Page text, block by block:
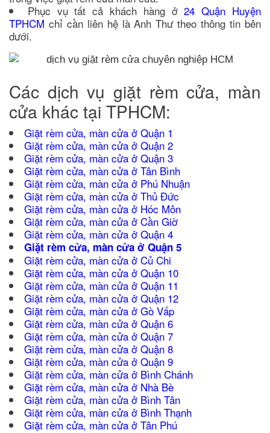
Phục vụ tất cả khách hàng ở24 Quận Huyện
TPHCM chỉ cần liên hệ là Anh Thư theo thông tin bên
dưới.
Các dịch vụ giặt rèm cửa, màn
cửa khác tại TPHCM:
Giặt rèm cửa, màn cửa ở Quận 1
Giặt rèm cửa, màn cửa ở Quận 2
Giặt rèm cửa, màn cửa ở Quận 3
Giặt rèm cửa, màn cửa ở Tân Bình
Giặt rèm cửa, màn cửa ở Phú Nhuận
Giặt rèm cửa, màn cửa ở Thủ Đức
Giặt rèm cửa, màn cửa ở Hóc Môn
Giặt rèm cửa, màn cửa ở Cần Giờ
Giặt rèm cửa, màn cửa ở Quận 4
Giặt rèm cửa, màn cửa ở Quận 5
Giặt rèm cửa, màn cửa ở Củ Chi
Giặt rèm cửa, màn cửa ở Quận 10
Giặt rèm cửa, màn cửa ở Quận 11
Giặt rèm cửa, màn cửa ở Quận 12
Giặt rèm cửa, màn cửa ở Gò Vấp
Giặt rèm cửa, màn cửa ở Quận 6
Giặt rèm cửa, màn cửa ở Quận 7
Giặt rèm cửa, màn cửa ở Quận 8
Giặt rèm cửa, màn cửa ở Quận 9
Giặt rèm cửa, màn cửa ở Bình Chánh
Giặt rèm cửa, màn cửa ở Nhà Bè
Giặt rèm cửa, màn cửa ở Bình Tân
Giặt rèm cửa, màn cửa ở Bình Thạnh
Giặt rèm cửa, màn cửa ở Tân Phú